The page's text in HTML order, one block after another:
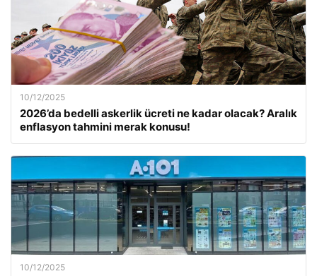
10/12/2025
2026’da bedelli askerlik ücreti ne kadar olacak? Aralık
enflasyon tahmini merak konusu!
10/12/2025